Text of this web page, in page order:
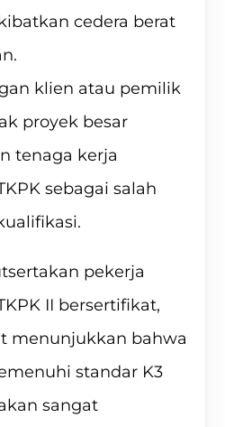
cedera berat
klien atau pemilik
proyek besar
tenaga kerja
sebagai salah
pekerja
II bersertifikat,
menunjukkan bahwa
standar K3
sangat